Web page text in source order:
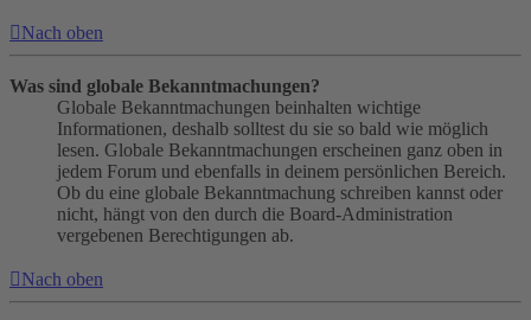
Nach oben
Was sind globale Bekanntmachungen?
Globale Bekanntmachungen beinhalten wichtige
Informationen, deshalb solltest du sie so bald wie möglich
lesen. Globale Bekanntmachungen erscheinen ganz oben in
jedem Forum und ebenfalls in deinem persönlichen Bereich.
Ob du eine globale Bekanntmachung schreiben kannst oder
nicht, hängt von den durch die Board-Administration
vergebenen Berechtigungen ab.
Nach oben